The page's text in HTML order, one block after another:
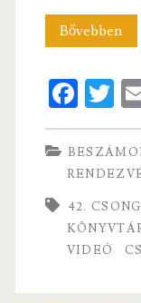
Bővebben42.
Fa
ce
b
o
o
k
T
w
itt
er
42.
VIDEÓ